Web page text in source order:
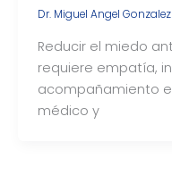
Dr. Miguel Angel Gonzalez
Reducir el miedo
requiere empatía,
acompañamiento
médico y